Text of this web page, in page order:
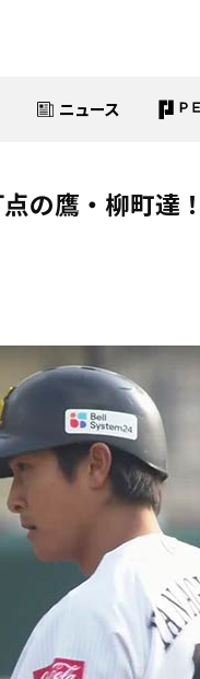
ニュース
点の鷹・柳町